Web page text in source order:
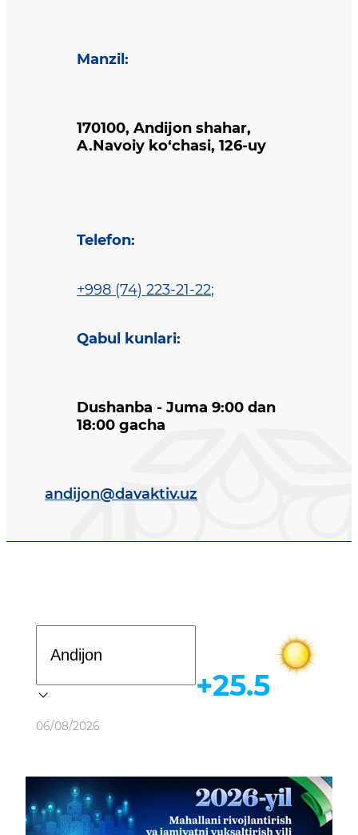
Manzil :
170100, Andijon shahar,
A.Navoiy ko‘chasi, 126-uy
Telefon:
+998 (74) 223-21-22;
Qabul kunlari:
Dushanba - Juma 9:00 dan
18:00 gacha
andijon@davaktiv.uz
Ob-havo
06/08/2026
+25.5